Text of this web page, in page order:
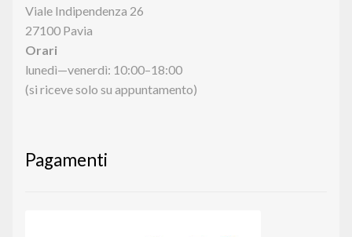
Viale Indipendenza 26
27100 Pavia
Orari
lunedì—venerdì: 10:00–18:00
(si riceve solo su appuntamento)
Pagamenti